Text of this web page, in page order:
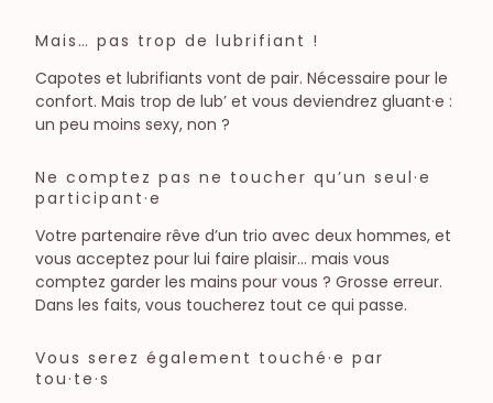
Mais… pas trop de lubrifiant !
Capotes et lubrifiants vont de pair. Nécessaire pour le
confort. Mais trop de lub’ et vous deviendrez gluant·e :
un peu moins sexy, non ?
Ne comptez pas ne toucher qu’un seul·e
participant·e
Votre partenaire rêve d’un trio avec deux hommes, et
vous acceptez pour lui faire plaisir… mais vous
comptez garder les mains pour vous ? Grosse erreur.
Dans les faits, vous toucherez tout ce qui passe.
Vous serez également touché·e par
tou·te·s